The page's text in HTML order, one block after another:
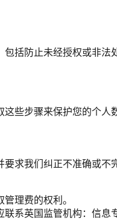
括防止未经授权或非
些步骤来保护您的个人
求我们纠正不准确或
理费的权利。
系英国监管机构：信息